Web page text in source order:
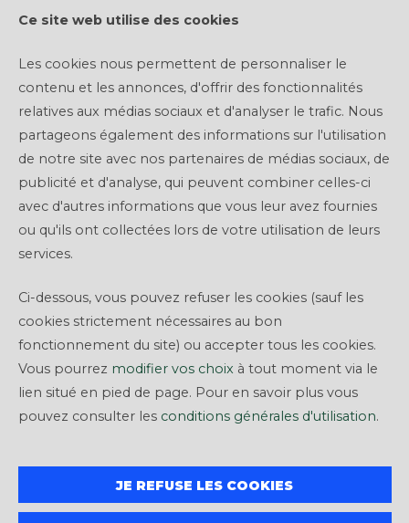
Ce site web utilise des cookies
Les cookies nous permettent de personnaliser le
contenu et les annonces, d'offrir des fonctionnalités
relatives aux médias sociaux et d'analyser le trafic. Nous
partageons également des informations sur l'utilisation
de notre site avec nos partenaires de médias sociaux, de
publicité et d'analyse, qui peuvent combiner celles-ci
avec d'autres informations que vous leur avez fournies
ou qu'ils ont collectées lors de votre utilisation de leurs
services.
Ci-dessous, vous pouvez refuser les cookies (sauf les
cookies strictement nécessaires au bon
fonctionnement du site) ou accepter tous les cookies.
Vous pourrez modifier vos choix à tout moment via le
lien situé en pied de page. Pour en savoir plus vous
pouvez consulter les conditions générales d'utilisation.
JE REFUSE LES COOKIES
CONDITIONS
GENERALES
D’UTILISATION
DU SITE DE THE
PRÉAMBULE
La plateforme de financement
participatif THE CLIQUE permet à
financer un projet et/ou
développer son activité par l’offre
au public de titres de capital